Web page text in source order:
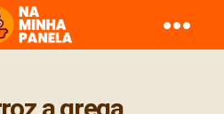
naminhapanela.com